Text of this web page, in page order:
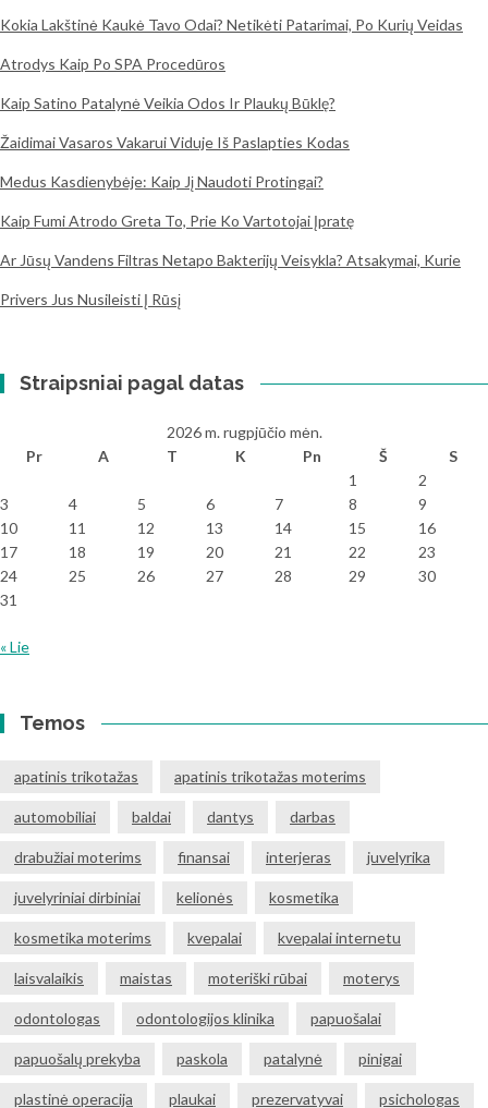
Kokia Lakštinė Kaukė Tavo Odai? Netikėti Patarimai, Po Kurių Veidas
Atrodys Kaip Po SPA Procedūros
Kaip Satino Patalynė Veikia Odos Ir Plaukų Būklę?
Žaidimai Vasaros Vakarui Viduje Iš Paslapties Kodas
Medus Kasdienybėje: Kaip Jį Naudoti Protingai?
Kaip Fumi Atrodo Greta To, Prie Ko Vartotojai Įpratę
Ar Jūsų Vandens Filtras Netapo Bakterijų Veisykla? Atsakymai, Kurie
Privers Jus Nusileisti Į Rūsį
Straipsniai pagal datas
2026 m. rugpjūčio mėn.
Pr
A T K Pn Š
S
1
2
3
4 5 6 7 8
9
10
11 12 13 14 15
16
17
18 19 20 21 22
23
24
25 26 27 28 29
30
31
« Lie
Temos
apatinis trikotažas apatinis trikotažas moterims
automobiliai baldai dantys darbas
drabužiai moterims finansai interjeras juvelyrika
juvelyriniai dirbiniai kelionės kosmetika
kosmetika moterims kvepalai kvepalai internetu
laisvalaikis maistas moteriški rūbai moterys
odontologas odontologijos klinika papuošalai
papuošalų prekyba paskola patalynė pinigai
plastinė operacija plaukai prezervatyvai psichologas